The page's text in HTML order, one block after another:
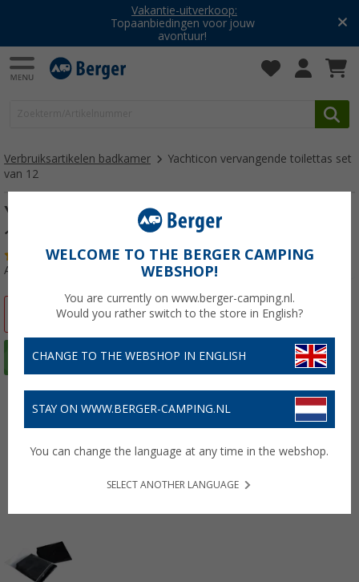
Vakantie-uitverkoop:
Topaanbiedingen voor jouw
avontuur!
Verbruiksartikelen badkamer
Yachticon vervangende toilettas set
van 12
Yachticon vervangende toilettas set van
12
(38)
Artikelnr: 263800
-28%
WELCOME TO THE BERGER CAMPING
WEBSHOP!
You are currently on www.berger-camping.nl.
Would you rather switch to the store in English?
CHANGE TO THE WEBSHOP IN ENGLISH
STAY ON WWW.BERGER-CAMPING.NL
You can change the language at any time in the webshop.
SELECT ANOTHER LANGUAGE